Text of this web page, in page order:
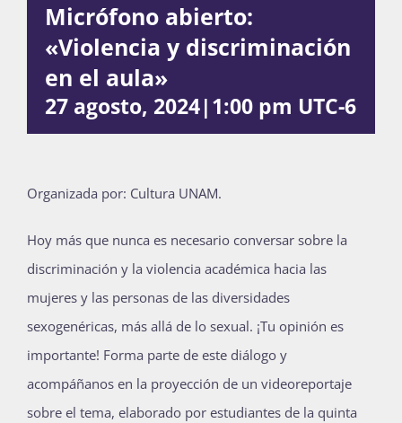
Súmate
Publicaciones
Bienvenida generación 2027-1
Micrófono abierto:
«Violencia y discriminación
en el aula»
27 agosto, 2024|1:00 pm UTC-6
Organizada por: Cultura UNAM.
Hoy más que nunca es necesario conversar sobre la
discriminación y la violencia académica hacia las
mujeres y las personas de las diversidades
sexogenéricas, más allá de lo sexual. ¡Tu opinión es
importante! Forma parte de este diálogo y
acompáñanos en la proyección de un videoreportaje
sobre el tema, elaborado por estudiantes de la quinta